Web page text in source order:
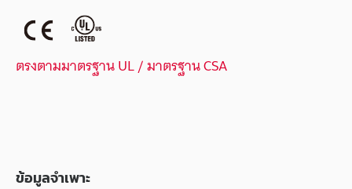
ตรงตามมาตรฐาน UL / มาตรฐาน CSA
ข้อมูลจำเพาะ